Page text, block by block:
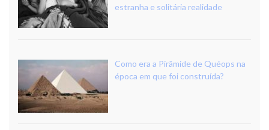
estranha e solitária realidade
Como era a Pirâmide de Quéops na
época em que foi construída?